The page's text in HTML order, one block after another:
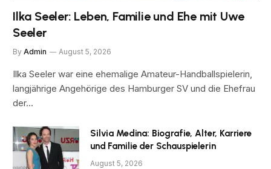
Ilka Seeler: Leben, Familie und Ehe mit Uwe
Seeler
By Admin August 5, 2026
Ilka Seeler war eine ehemalige Amateur-Handballspielerin,
langjährige Angehörige des Hamburger SV und die Ehefrau
der…
Silvia Medina: Biografie, Alter, Karriere
und Familie der Schauspielerin
August 5, 2026